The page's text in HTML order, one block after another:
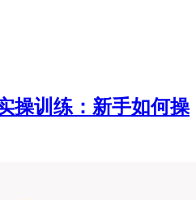
操训练：新手如何操